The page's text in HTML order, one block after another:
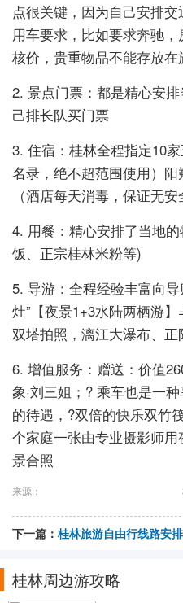
点很关键，因为自己安排
用车要求，比如要求奔驰
核价，贵重物品不能存放在
2. 景点门票：都是精心安
己排长队买门票
3. 住宿：桂林全程指定10
名录，绝不超范围使用）
（酒店每天消毒，保证无安
4. 用餐：精心安排了当地
饭、正宗桂林米粉等)
5. 导游：全程经验丰富向
灶”【夜景1+3水陆两栖游
双塔拍照，漓江大瀑布、
6. 增值服务：赠送：价值
象·刘三姐；? 乘车也是一
的待遇，?双倍的快乐双竹
个家庭一张由专业摄影师
景合照
来源：
下一篇： 桂林旅游自由行线路安
桂林周边游攻略